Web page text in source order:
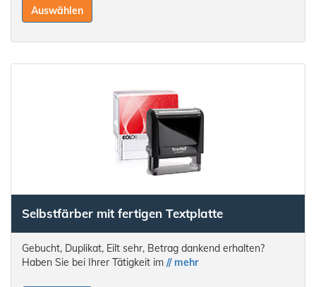
Auswählen
Selbstfärber mit fertigen Textplatte
Gebucht, Duplikat, Eilt sehr, Betrag dankend erhalten?
Haben Sie bei Ihrer Tätigkeit im // mehr